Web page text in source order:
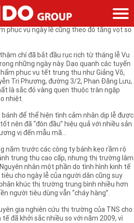
viên
thứ hai của người Việt đang cận kề. Dịp
với dịp kỷ niệm 35 năm Quốc khánh 2/9
- Hà Nội nên sức mua của người dân
phục vụ ngày lễ cũng theo đó tăng vọt so
chí đã bắt đầu rục rịch từ tháng lễ Vu
những ngày này. Dạo quanh các tuyến
phục vụ tết trung thu như Giảng Võ,
Tri Phương, đường 3/2, Phan Đăng Lưu,
là sắc đỏ vàng quen thuộc tràn ngập
nhiệt.
để thể hiện tình cảm nhân dịp lễ được
nên đã “đón đầu” hiệu quả với nhiều sản
vị đến mẫu mã…
năm trước các công ty bánh kẹo rầm rộ
trung thu cao cấp, nhưng thị trường lâm
nhân một phần do tình hình kinh tế
cho ngày lễ của người dân cũng suy
khúc thị trường trung bình nhiều hơn
người tiêu dùng vẫn “cháy hàng”.
gia nghiên cứu thị trường của TNS cho
đã khởi sắc nhiều so với năm 2009, vì